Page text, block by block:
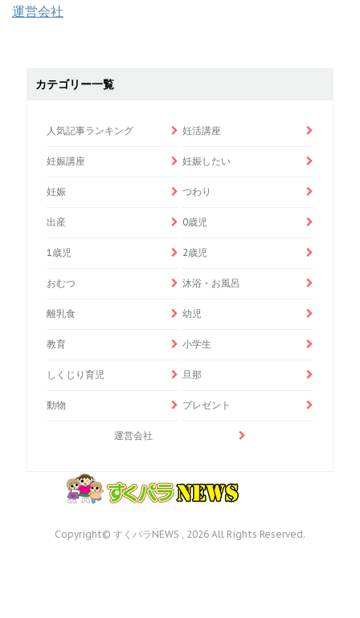
運営会社
カテゴリー一覧
人気記事ランキング 妊活講座
妊娠講座 妊娠したい
妊娠 つわり
出産 0歳児
1歳児 2歳児
おむつ 沐浴・お風呂
離乳食 幼児
教育 小学生
しくじり育児 旦那
動物 プレゼント
運営会社
Copyright© すくパラNEWS , 2026 All Rights Reserved.